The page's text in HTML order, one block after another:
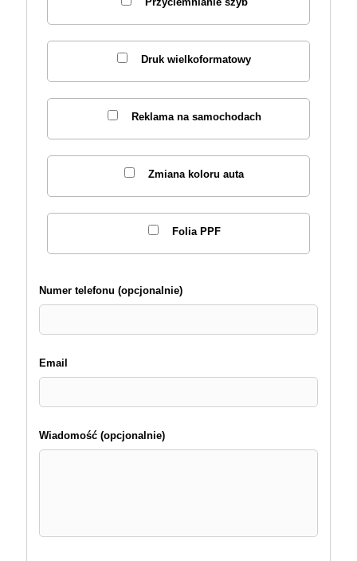
Druk wielkoformatowy
Reklama na samochodach
Zmiana koloru auta
Folia PPF
Numer telefonu (opcjonalnie)
Email
Wiadomość (opcjonalnie)